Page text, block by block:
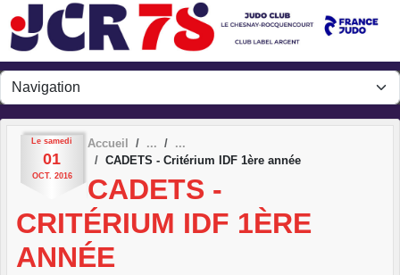
Le samedi
01
OCT. 2016
Accueil
CADETS - Critérium IDF 1ère année
CADETS -
CRITÉRIUM IDF 1ÈRE
ANNÉE
Panneau de gestion des cookies